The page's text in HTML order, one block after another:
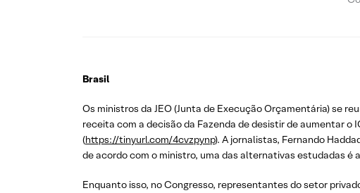
Brasil
Os ministros da JEO (Junta de Execução Orçamentária) se
receita com a decisão da Fazenda de desistir de aumentar
(https://tinyurl.com/4cvzpynp). A jornalistas, Fernando
de acordo com o ministro, uma das alternativas estudadas é
Enquanto isso, no Congresso, representantes do setor